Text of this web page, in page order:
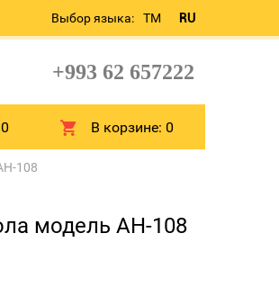
Выбор языка: TM RU
+993 62 657222
0 В корзине:0
108
модель AH-108